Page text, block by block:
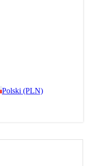
Polski (PLN)